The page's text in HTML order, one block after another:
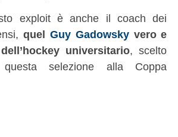
exploit è anche il coach dei
quel Guy Gadowskyvero e
universitario, scelto
selezione alla Coppa